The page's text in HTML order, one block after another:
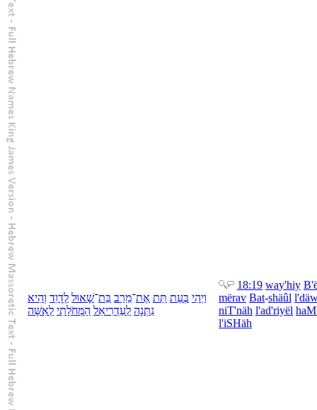
וַיְהִי בְּעֵת תֵּת אֶת־מֵרַב בַּת־שָׁאוּל לְדָוִד וְהִיא
נִתְּנָה לְעַדְרִיאֵל הַמְּחֹלָתִי לְאִשָּׁה
18:19 way'hiy B'
mërav Bat-shäûl l'
niT'näh l'ad'riyël ha
l'iSHäh